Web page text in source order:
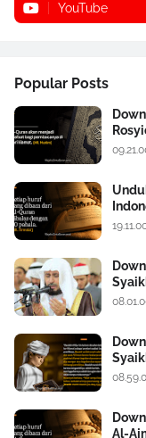
YouTube
Popular Posts
Al-